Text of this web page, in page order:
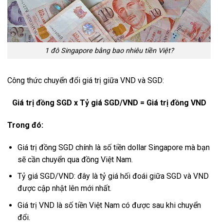
1 đô Singapore bằng bao nhiêu tiền Việt?
Công thức chuyển đổi giá trị giữa VND và SGD:
Giá trị đồng SGD x Tỷ giá SGD/VND = Giá trị đồng VND
Trong đó:
Giá trị đồng SGD chính là số tiền dollar Singapore mà bạn
sẽ cần chuyển qua đồng Việt Nam.
Tỷ giá SGD/VND: đây là tỷ giá hối đoái giữa SGD và VND
được cập nhật lên mới nhất.
Giá trị VND là số tiền Việt Nam có được sau khi chuyển
đổi.